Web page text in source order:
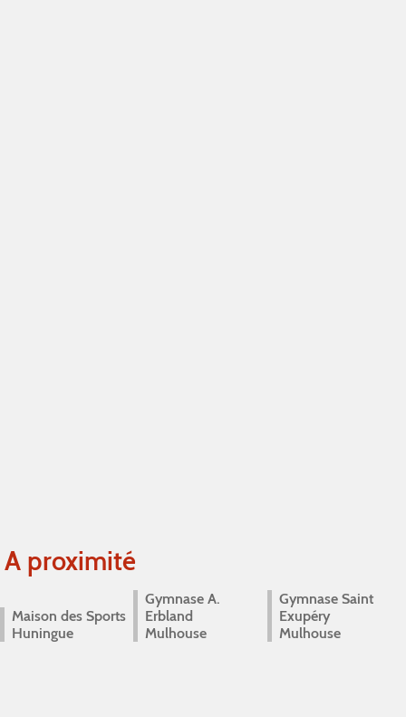
A proximité
Maison des Sports
Huningue
Gymnase A.
Erbland
Mulhouse
Gymnase Saint
Exupéry
Mulhouse